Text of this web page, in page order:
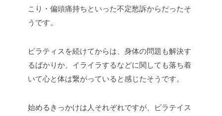
こり・偏頭痛持ちといった不定愁訴からだったそ
うです。
ピラティスを続けてからは、身体の問題も解決す
るばかりか、イライラするなどに関しても落ち着
いて心と体は繋がっていると感じたそうです。
始めるきっかけは人それぞれですが、ピラテイス